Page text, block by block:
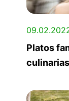
Platos